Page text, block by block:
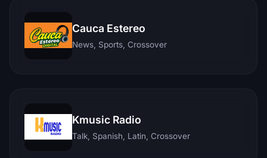
Cauca Estereo
News, Sports, Crossover
Kmusic Radio
Talk, Spanish, Latin, Crossover